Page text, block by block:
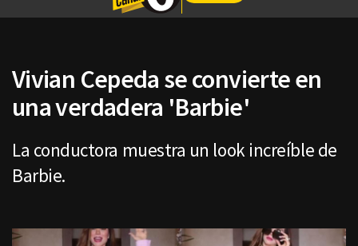
Vivian Cepeda se convierte en
una verdadera 'Barbie'
La conductora muestra un look increíble de
Barbie.